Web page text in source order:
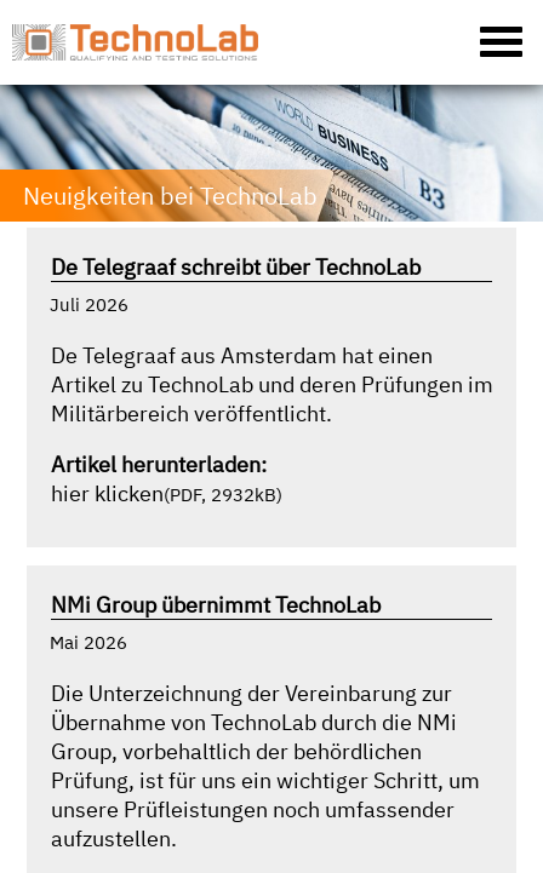
Neuigkeiten bei TechnoLab
De Telegraaf schreibt über TechnoLab
Juli 2026
De Telegraaf aus Amsterdam hat einen
Artikel zu TechnoLab und deren Prüfungen im
Militärbereich veröffentlicht.
Artikel herunterladen:
hier klicken(PDF, 2932kB)
NMi Group übernimmt TechnoLab
Mai 2026
Die Unterzeichnung der Vereinbarung zur
Übernahme von TechnoLab durch die NMi
Group, vorbehaltlich der behördlichen
Prüfung, ist für uns ein wichtiger Schritt, um
unsere Prüfleistungen noch umfassender
aufzustellen.